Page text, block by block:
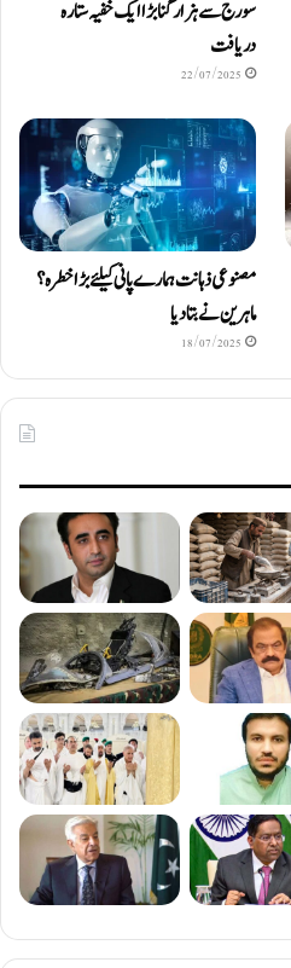
سورج سے ہزار گنا بڑا ایک خفیہ ستارہ
دریافت
22/07/2025
مصنوعی ذہانت ہمارے پانی کیلئے بڑا خطرہ؟
ماہرین نے بتا دیا
18/07/2025